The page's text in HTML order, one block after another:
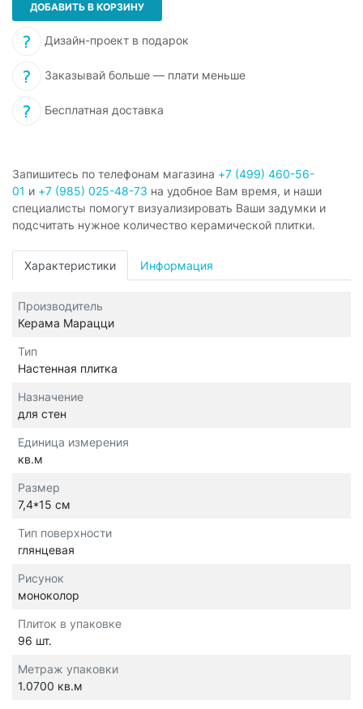
ДОБАВИТЬ В КОРЗИНУ
Дизайн-проект в подарок
Заказывай больше — плати меньше
Бесплатная доставка
Запишитесь по телефонам магазина +7 (499) 460-56-
01 и +7 (985) 025-48-73 на удобное Вам время, и наши
специалисты помогут визуализировать Ваши задумки и
подсчитать нужное количество керамической плитки.
Характеристики Информация
Производитель
Керама Марацци
Тип
Настенная плитка
Назначение
для стен
Единица измерения
кв.м
Размер
7,4*15 см
Тип поверхности
глянцевая
Рисунок
моноколор
Плиток в упаковке
96 шт.
Метраж упаковки
1.0700 кв.м